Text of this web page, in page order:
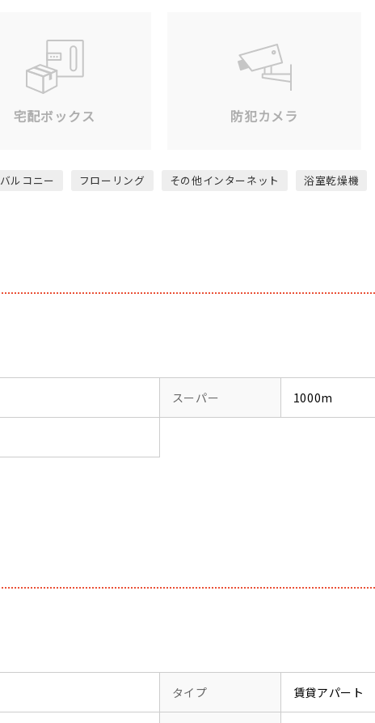
宅配ボックス 防犯カメラ
バルコニー フローリング その他インターネット 浴室乾燥機
スーパー 1000m
タイプ 賃貸アパート